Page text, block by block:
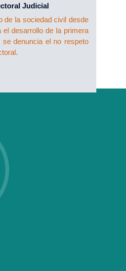
Judicial
de la sociedad civil desde
el desarrollo de la primera
denuncia el no respeto